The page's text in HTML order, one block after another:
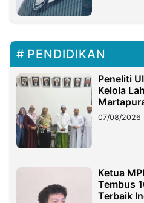
PENDIDIKAN
Peneliti
Kelola
07/08/2026
Ketua
Tembus
Terbaik